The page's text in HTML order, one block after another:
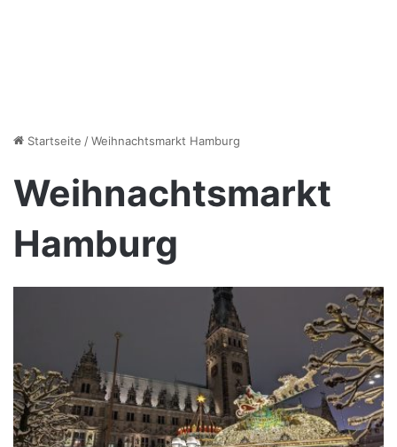
Startseite /Weihnachtsmarkt Hamburg
Weihnachtsmarkt
Hamburg